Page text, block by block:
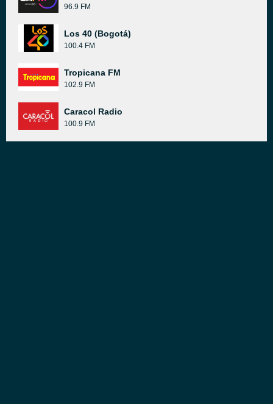
96.9 FM
Los 40 (Bogotá)
100.4 FM
Tropicana FM
102.9 FM
Caracol Radio
100.9 FM